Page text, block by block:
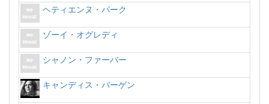
ヘティエンヌ・パーク
ゾーイ・オグレディ
シャノン・ファーバー
キャンディス・バーゲン